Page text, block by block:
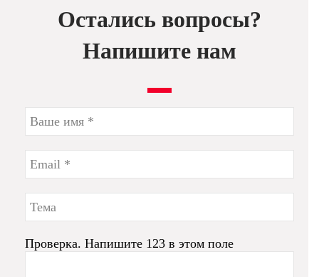
Остались вопросы?
Напишите нам
Проверка. Напишите 123 в этом поле